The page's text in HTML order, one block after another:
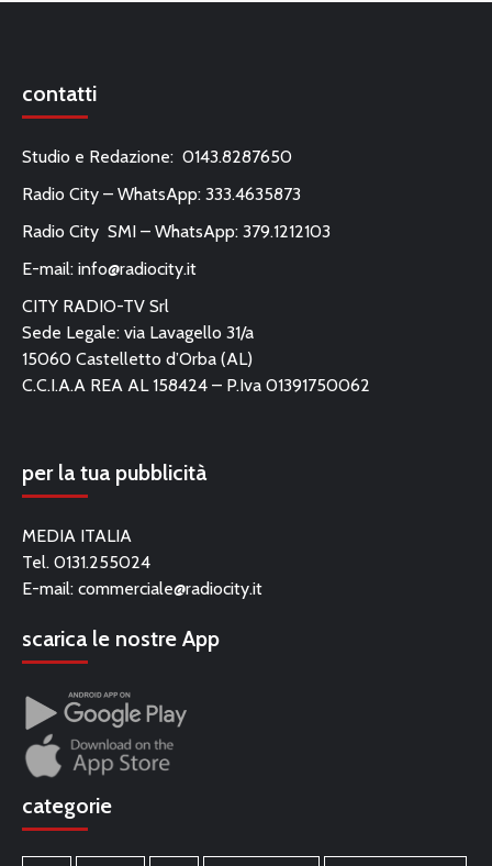
contatti
Studio e Redazione: 0143.8287650
Radio City – WhatsApp: 333.4635873
Radio City SMI – WhatsApp: 379.1212103
E-mail: info@radiocity.it
CITY RADIO-TV Srl
Sede Legale: via Lavagello 31/a
15060 Castelletto d’Orba (AL)
C.C.I.A.A REA AL 158424 – P.Iva 01391750062
per la tua pubblicità
MEDIA ITALIA
Tel. 0131.255024
E-mail: commerciale@radiocity.it
scarica le nostre App
categorie